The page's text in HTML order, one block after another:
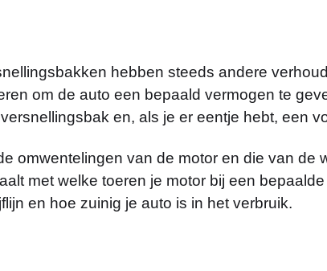
hebben steeds andere
om de auto een bepaald vermogen te
en, als je er eentje hebt, een
omwentelingen van de motor en die van
met welke toeren je motor bij een
en hoe zuinig je auto is in het verbruik.